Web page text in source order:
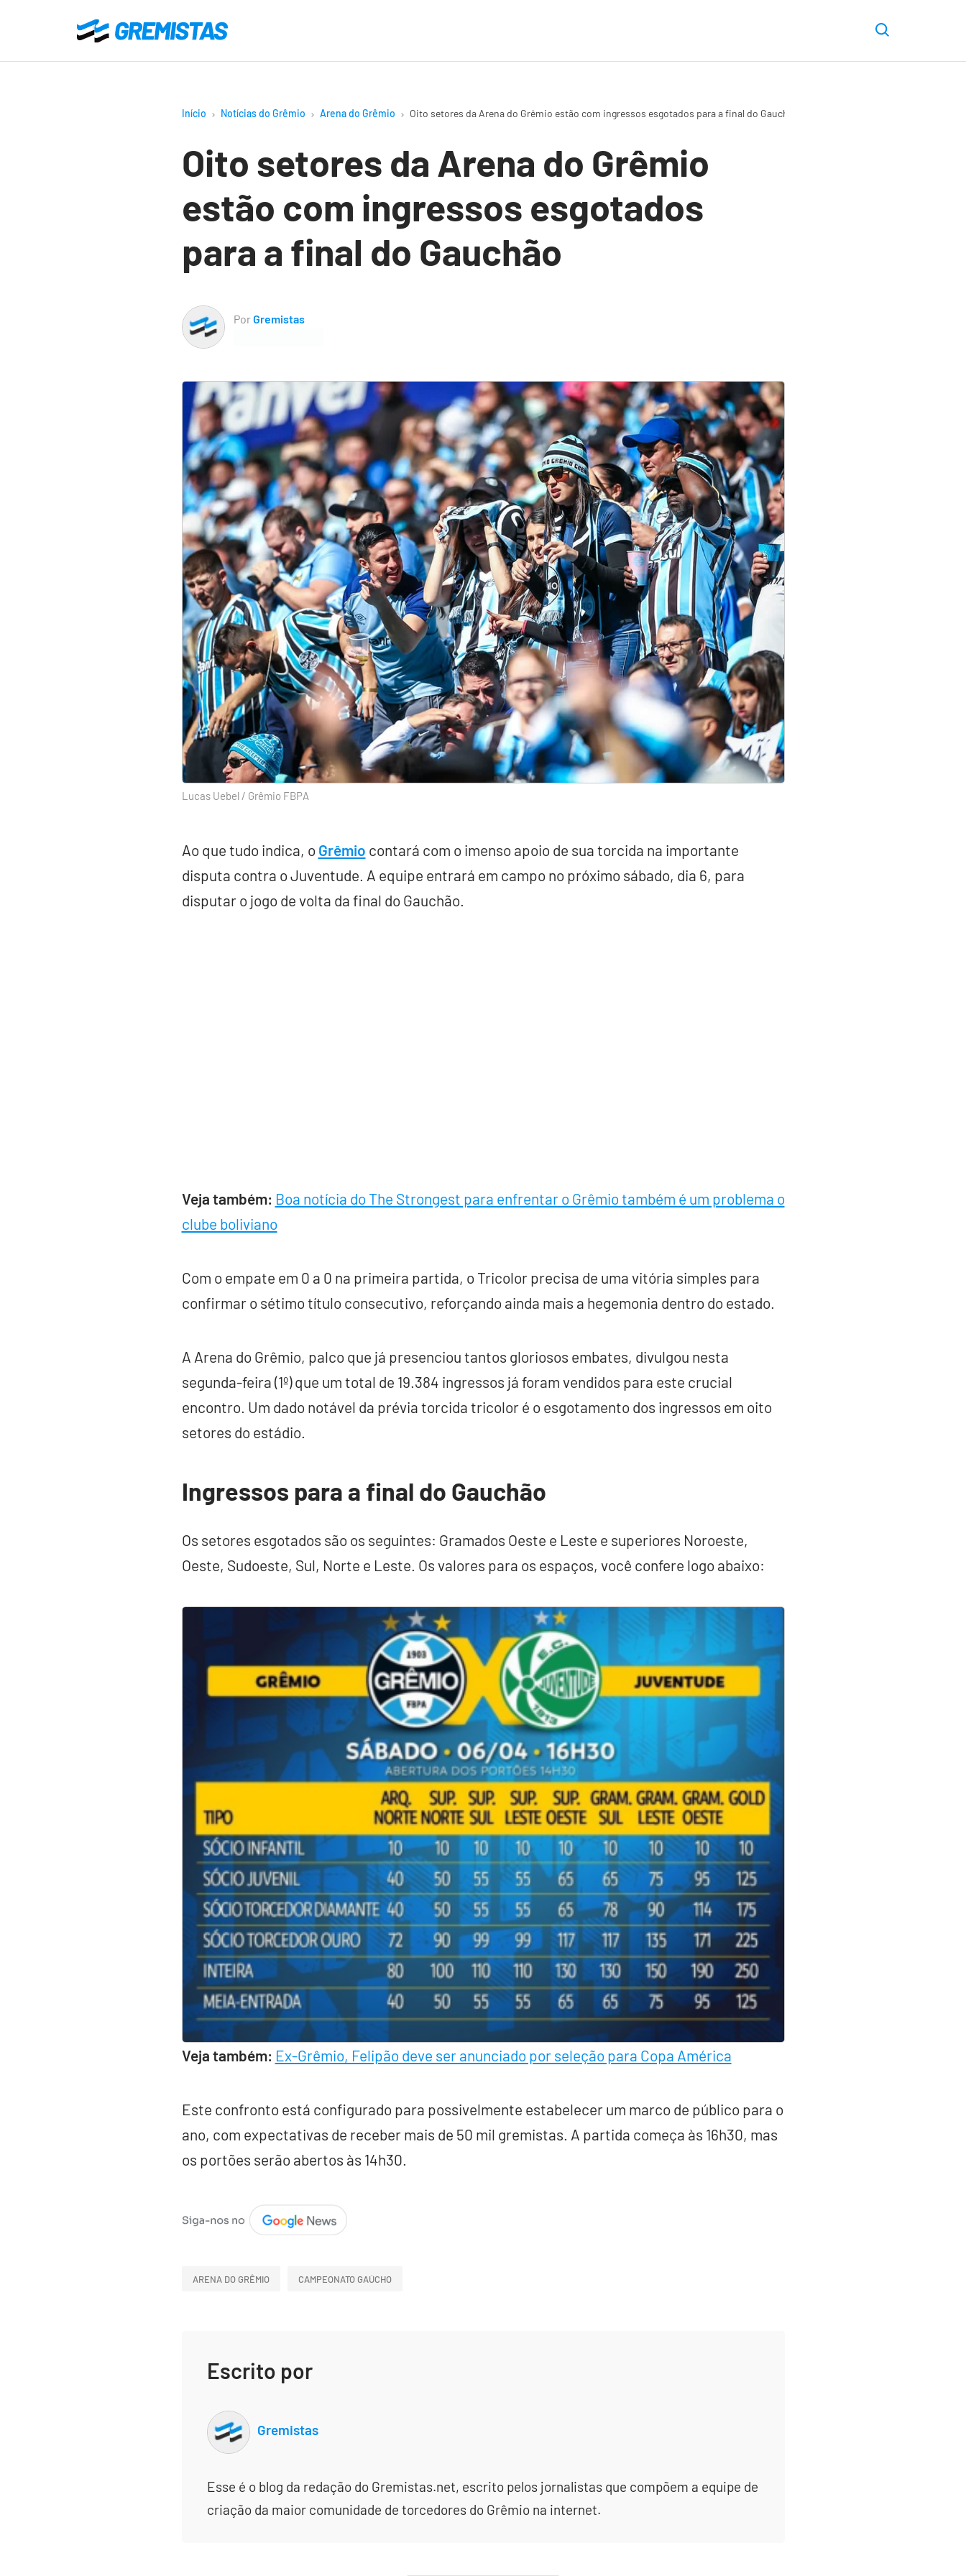
o
Gremistas
Início Notícias do Grêmio Arena do Grêmio Oito setores da Arena do Grêmio estão com ingressos esgotados para a final do Gauchão
Oito setores da Arena do Grêmio
estão com ingressos esgotados
para a final do Gauchão
PorGremistas
Lucas Uebel / Grêmio FBPA
Ao que tudo indica, o Grêmio contará com o imenso apoio de sua torcida na importante
disputa contra o Juventude. A equipe entrará em campo no próximo sábado, dia 6, para
disputar o jogo de volta da final do Gauchão.
Veja também: Boa notícia do The Strongest para enfrentar o Grêmio também é um problema o
clube boliviano
Com o empate em 0 a 0 na primeira partida, o Tricolor precisa de uma vitória simples para
confirmar o sétimo título consecutivo, reforçando ainda mais a hegemonia dentro do estado.
A Arena do Grêmio, palco que já presenciou tantos gloriosos embates, divulgou nesta
segunda-feira (1º) que um total de 19.384 ingressos já foram vendidos para este crucial
encontro. Um dado notável da prévia torcida tricolor é o esgotamento dos ingressos em oito
setores do estádio.
Ingressos para a final do Gauchão
Os setores esgotados são os seguintes: Gramados Oeste e Leste e superiores Noroeste,
Oeste, Sudoeste, Sul, Norte e Leste. Os valores para os espaços, você confere logo abaixo:
Veja também: Ex-Grêmio, Felipão deve ser anunciado por seleção para Copa América
Este confronto está configurado para possivelmente estabelecer um marco de público para o
ano, com expectativas de receber mais de 50 mil gremistas. A partida começa às 16h30, mas
os portões serão abertos às 14h30.
ARENA DO GRÊMIO CAMPEONATO GAÚCHO
Escrito por
Gremistas
Esse é o blog da redação do Gremistas.net, escrito pelos jornalistas que compõem a equipe de
criação da maior comunidade de torcedores do Grêmio na internet.